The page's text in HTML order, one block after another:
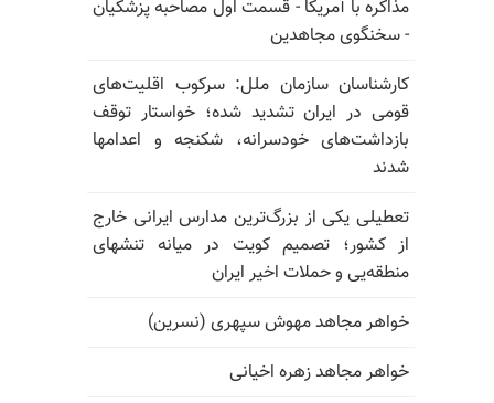
مذاکره با آمریکا - قسمت اول مصاحبه پزشکیان
- سخنگوی مجاهدین
کارشناسان سازمان ملل: سرکوب اقلیت‌های
قومی در ایران تشدید شده؛ خواستار توقف
بازداشت‌های خودسرانه، شکنجه و اعدامها
شدند
تعطیلی یکی از بزرگ‌ترین مدارس ایرانی خارج
از کشور؛ تصمیم کویت در میانه تنشهای
منطقه‌یی و حملات اخیر ایران
خواهر مجاهد مهوش سپهری (نسرین)
خواهر مجاهد زهره اخیانی